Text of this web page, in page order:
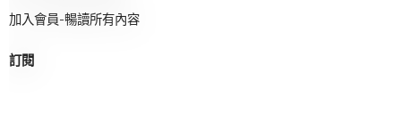
加入會員-暢讀所有內容
訂閱